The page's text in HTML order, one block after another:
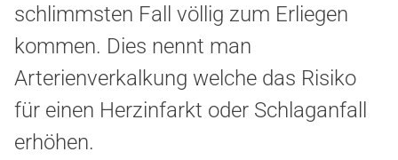
schlimmsten Fall völlig zum Erliegen
kommen. Dies nennt man
Arterienverkalkung welche das Risiko
für einen Herzinfarkt oder Schlaganfall
erhöhen.